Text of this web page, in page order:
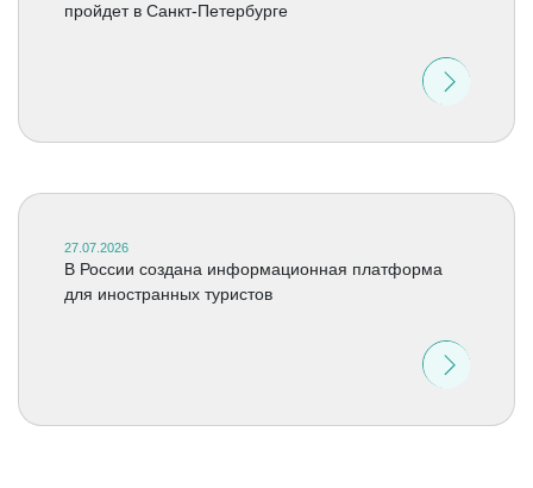
пройдет в Санкт-Петербурге
27.07.2026
В России создана информационная платформа
для иностранных туристов